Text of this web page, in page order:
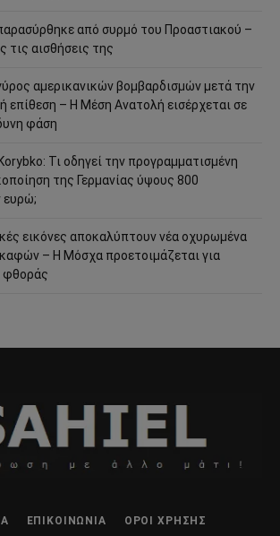
από συρμό του Προαστιακού –
τις αισθήσεις της
αμερικανικών βομβαρδισμών μετά την
επίθεση – Η Μέση Ανατολή εισέρχεται σε
φάση
Τι οδηγεί την προγραμματισμένη
της Γερμανίας ύψους 800
ευρώ;
εικόνες αποκαλύπτουν νέα οχυρωμένα
– Η Μόσχα προετοιμάζεται για
φθοράς
ΕΠΙΚΟΙΝΩΝΊΑ ΌΡΟΙ ΧΡΉΣΗΣ